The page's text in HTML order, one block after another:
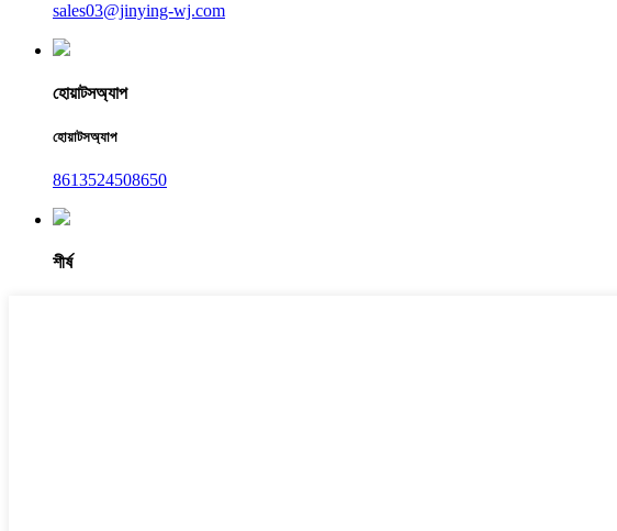
sales03@jinying-wj.com
হোয়াটসঅ্যাপ
হোয়াটসঅ্যাপ
8613524508650
শীর্ষ